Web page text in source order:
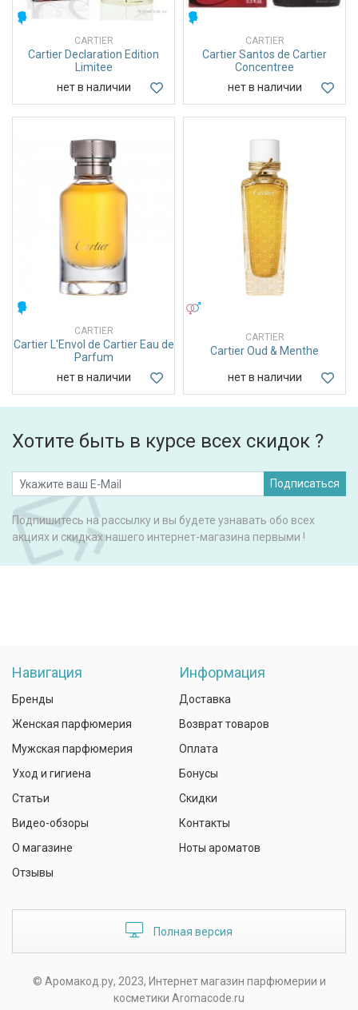
МУЖСКИЕ
CARTIER
Cartier Declaration Edition
Limitee
нет в наличии
CARTIER
Cartier Santos de Cartier
Concentree
нет в наличии
CARTIER
Cartier L'Envol de Cartier Eau de
Parfum
нет в наличии
CARTIER
Cartier Oud & Menthe
нет в наличии
Хотите быть в курсе всех скидок ?
Подписаться
Подпишитесь на рассылку и вы будете узнавать обо всех
акциях и скидках нашего интернет-магазина первыми !
Навигация
Бренды
Женская парфюмерия
Мужская парфюмерия
Уход и гигиена
Статьи
Видео-обзоры
О магазине
Отзывы
Информация
Доставка
Возврат товаров
Оплата
Бонусы
Скидки
Контакты
Ноты ароматов
Полная версия
© Аромакод.ру, 2023, Интернет магазин парфюмерии и
косметики Aromacode.ru